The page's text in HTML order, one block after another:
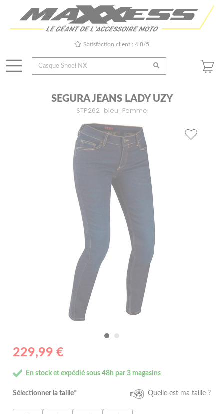
Satisfaction client : 4.8/5
SEGURA JEANS LADY UZY
STP262 bleu Femme
229,99 €
En stock et expédié sous 48h par 3 magasins
Sélectionner la taille* Quelle est ma taille ?